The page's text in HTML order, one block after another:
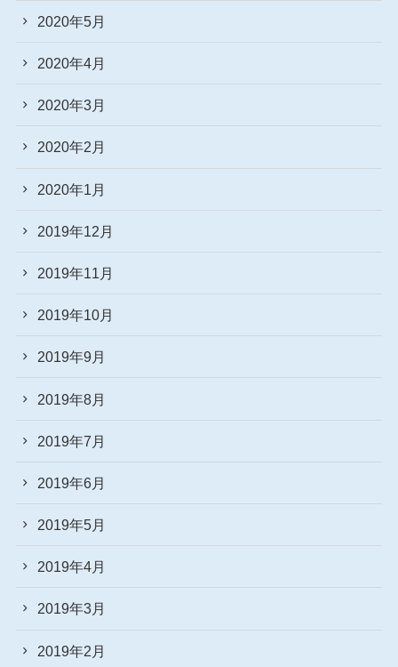
2020年5月
2020年4月
2020年3月
2020年2月
2020年1月
2019年12月
2019年11月
2019年10月
2019年9月
2019年8月
2019年7月
2019年6月
2019年5月
2019年4月
2019年3月
2019年2月